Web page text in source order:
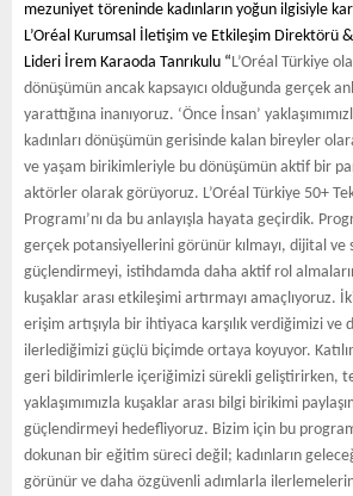
mezuniyet töreninde kadınların yoğun ilgisiyle
L’Oréal Kurumsal İletişim ve Etkileşim Direktörü
Lideri İrem Karaoda Tanrıkulu “L’Oréal Türkiye
dönüşümün ancak kapsayıcı olduğunda gerçek
yarattığına inanıyoruz. ‘Önce İnsan’
kadınları dönüşümün gerisinde kalan bireyler
ve yaşam birikimleriyle bu dönüşümün aktif bir
aktörler olarak görüyoruz. L’Oréal Türkiye 50+
Programı’nı da bu anlayışla hayata geçirdik.
gerçek potansiyellerini görünür kılmayı, dijital ve
güçlendirmeyi, istihdamda daha aktif rol
kuşaklar arası etkileşimi artırmayı amaçlıyoruz.
erişim artışıyla bir ihtiyaca karşılık verdiğimizi ve
ilerlediğimizi güçlü biçimde ortaya koyuyor.
geri bildirimlerle içeriğimizi sürekli geliştirirken,
yaklaşımımızla kuşaklar arası bilgi birikimi
güçlendirmeyi hedefliyoruz. Bizim için bu
dokunan bir eğitim süreci değil; kadınların
görünür ve daha özgüvenli adımlarla